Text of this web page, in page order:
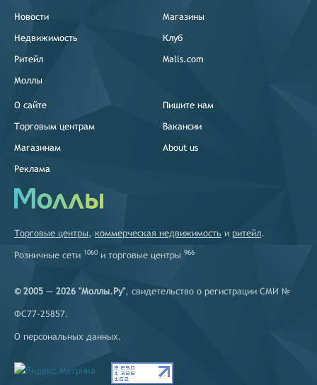
Новости
Недвижимость
Ритейл
Моллы
Магазины
Клуб
Malls.com
О сайте
Торговым центрам
Магазинам
Реклама
Пишите нам
Вакансии
About us
Торговые центры, коммерческая недвижимость и ритейл.
Розничные сети 1060 и торговые центры 966
© 2005 — 2026 "Моллы.Ру", свидетельство о регистрации СМИ №
ФС77-25857.
О персональных данных.